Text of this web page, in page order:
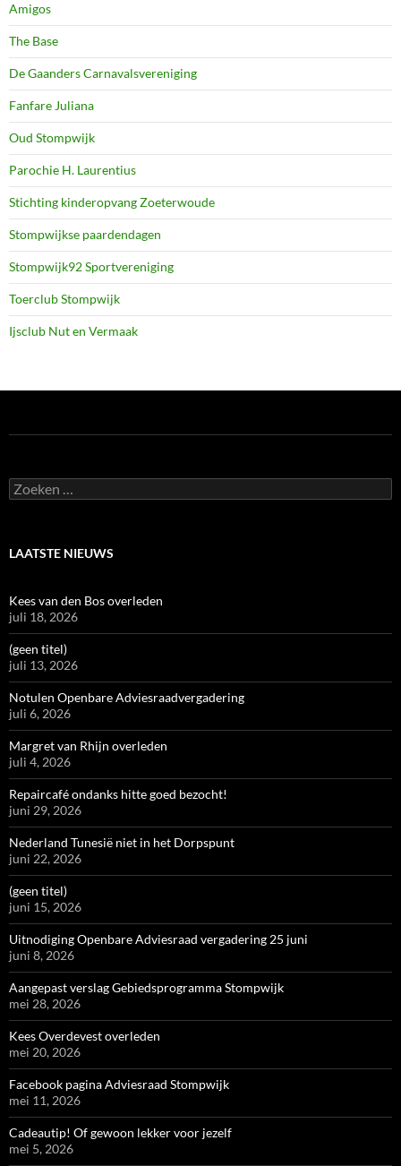
Amigos
The Base
De Gaanders Carnavalsvereniging
Fanfare Juliana
Oud Stompwijk
Parochie H. Laurentius
Stichting kinderopvang Zoeterwoude
Stompwijkse paardendagen
Stompwijk92 Sportvereniging
Toerclub Stompwijk
Ijsclub Nut en Vermaak
Zoeken
naar:
LAATSTE NIEUWS
Kees van den Bos overleden
juli 18, 2026
(geen titel)
juli 13, 2026
Notulen Openbare Adviesraadvergadering
juli 6, 2026
Margret van Rhijn overleden
juli 4, 2026
Repaircafé ondanks hitte goed bezocht!
juni 29, 2026
Nederland Tunesië niet in het Dorpspunt
juni 22, 2026
(geen titel)
juni 15, 2026
Uitnodiging Openbare Adviesraad vergadering 25 juni
juni 8, 2026
Aangepast verslag Gebiedsprogramma Stompwijk
mei 28, 2026
Kees Overdevest overleden
mei 20, 2026
Facebook pagina Adviesraad Stompwijk
mei 11, 2026
Cadeautip! Of gewoon lekker voor jezelf
mei 5, 2026